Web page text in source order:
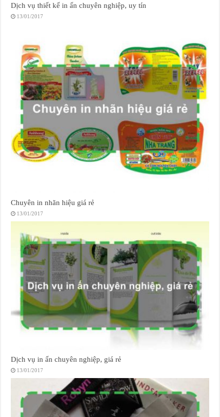
Dịch vụ thiết kế in ấn chuyên nghiệp, uy tín
13/01/2017
Chuyên in nhãn hiệu giá rẻ
13/01/2017
Dịch vụ in ấn chuyên nghiệp, giá rẻ
13/01/2017